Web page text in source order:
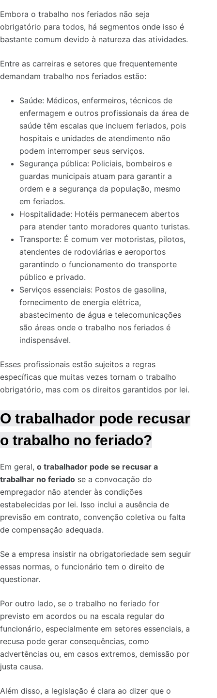
Embora o trabalho nos feriados não seja
obrigatório para todos, há segmentos onde isso é
bastante comum devido à natureza das atividades.
Entre as carreiras e setores que frequentemente
demandam trabalho nos feriados estão:
Saúde: Médicos, enfermeiros, técnicos de
enfermagem e outros profissionais da área de
saúde têm escalas que incluem feriados, pois
hospitais e unidades de atendimento não
podem interromper seus serviços.
Segurança pública: Policiais, bombeiros e
guardas municipais atuam para garantir a
ordem e a segurança da população, mesmo
em feriados.
Hospitalidade: Hotéis permanecem abertos
para atender tanto moradores quanto turistas.
Transporte: É comum ver motoristas, pilotos,
atendentes de rodoviárias e aeroportos
garantindo o funcionamento do transporte
público e privado.
Serviços essenciais: Postos de gasolina,
fornecimento de energia elétrica,
abastecimento de água e telecomunicações
são áreas onde o trabalho nos feriados é
indispensável.
Esses profissionais estão sujeitos a regras
específicas que muitas vezes tornam o trabalho
obrigatório, mas com os direitos garantidos por lei.
O trabalhador pode recusar
o trabalho no feriado?
Em geral, o trabalhador pode se recusar a
trabalhar no feriado se a convocação do
empregador não atender às condições
estabelecidas por lei. Isso inclui a ausência de
previsão em contrato, convenção coletiva ou falta
de compensação adequada.
Se a empresa insistir na obrigatoriedade sem seguir
essas normas, o funcionário tem o direito de
questionar.
Por outro lado, se o trabalho no feriado for
previsto em acordos ou na escala regular do
funcionário, especialmente em setores essenciais, a
recusa pode gerar consequências, como
advertências ou, em casos extremos, demissão por
justa causa.
Além disso, a legislação é clara ao dizer que o